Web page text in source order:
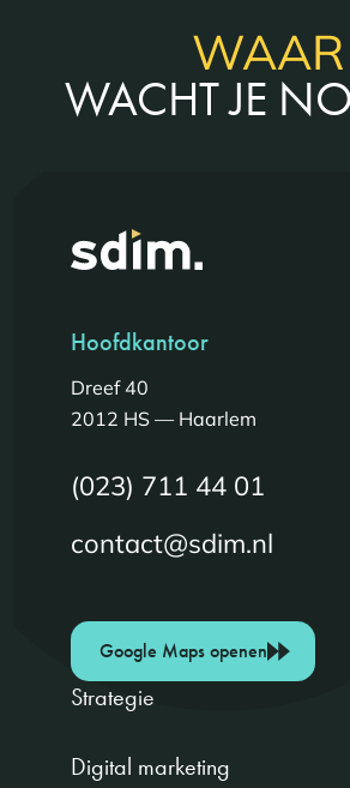
WAAR
WACHT JE
Hoofdkantoor
Dreef 40
2012 HS — Haarlem
(023) 711 44 01
contact@sdim.nl
Google Maps openen
Strategie
Digital marketing